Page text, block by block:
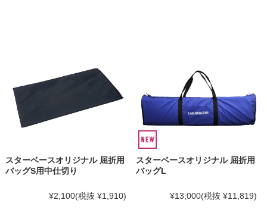
スターベースオリジナル 屈折用
バッグS用中仕切り
¥2,100(税抜 ¥1,910)
スターベースオリジナル 屈折用
バッグL
¥13,000(税抜 ¥11,819)